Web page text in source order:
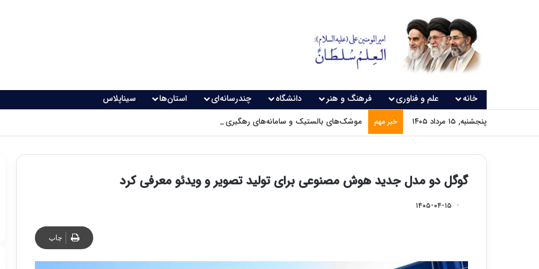
خانه علم و فناوری فرهنگ و هنر دانشگاه چندرسانه‌ای استان‌ها سیناپلاس
پنجشنبه, ۱۵ مرداد ۱۴۰۵ خبر مهم موشک‌های بالستیک و سامانه‌های رهگیری پدافندی چگونه کار می کنند؟
گوگل دو مدل جدید هوش مصنوعی برای تولید تصویر و ویدئو معرفی کرد
۱۴۰۵-۰۴-۱۵
چاپ